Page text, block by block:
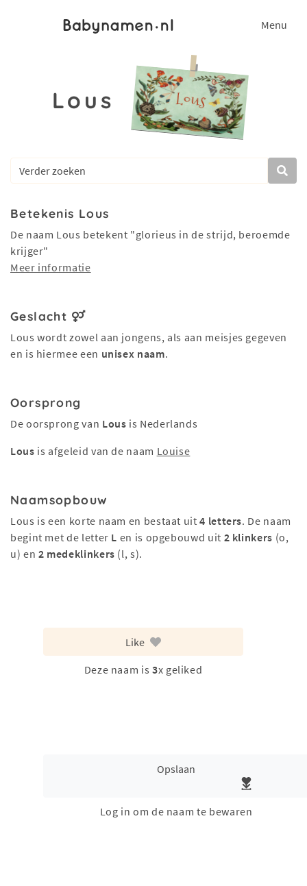
Menu
Lous
Betekenis Lous
De naam Lous betekent "glorieus in de strijd, beroemde
krijger"
Meer informatie
Geslacht
Lous wordt zowel aan jongens, als aan meisjes gegeven
en is hiermee een unisex naam.
Oorsprong
De oorsprong van Lous is Nederlands
Lous is afgeleid van de naam Louise
Naamsopbouw
Lous is een korte naam en bestaat uit4 letters. De naam
begint met de letter L en is opgebouwd uit 2 klinkers (o,
u) en 2 medeklinkers (l, s).
Like
Deze naam is 3x geliked
Opslaan
Log in om de naam te bewaren